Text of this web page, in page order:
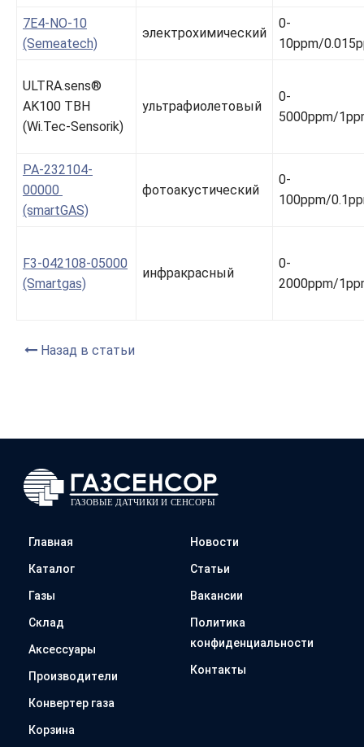
7E4-NO-10
(Semeatech)
электрохимический
0-
10ppm/
ULTRA.sens®
AK100 TBH
(Wi.Tec-Sensorik)
ультрафиолетовый
0-
5000ppm/
PA-232104-
00000
(smartGAS)
фотоакустический
0-
100ppm/
F3-042108-05000
(Smartgas)
инфракрасный
0-
2000ppm/
Назад в статьи
Главная
Каталог
Газы
Склад
Аксессуары
Производители
Конвертер газа
Корзина
Новости
Статьи
Вакансии
Политика
конфиденциальности
Контакты